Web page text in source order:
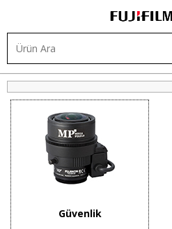
Objektifler Endüstriyel Lensler
Güvenlik